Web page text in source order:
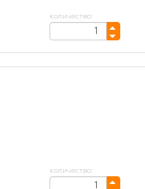
количество:
количество: